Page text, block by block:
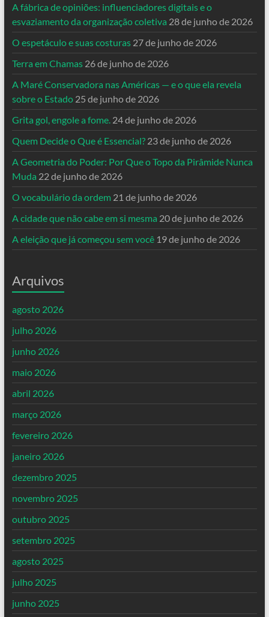
A fábrica de opiniões: influenciadores digitais e o
esvaziamento da organização coletiva 28 de junho de 2026
O espetáculo e suas costuras 27 de junho de 2026
Terra em Chamas 26 de junho de 2026
A Maré Conservadora nas Américas — e o que ela revela
sobre o Estado 25 de junho de 2026
Grita gol, engole a fome. 24 de junho de 2026
Quem Decide o Que é Essencial? 23 de junho de 2026
A Geometria do Poder: Por Que o Topo da Pirâmide Nunca
Muda 22 de junho de 2026
O vocabulário da ordem 21 de junho de 2026
A cidade que não cabe em si mesma 20 de junho de 2026
A eleição que já começou sem você 19 de junho de 2026
Arquivos
agosto 2026
julho 2026
junho 2026
maio 2026
abril 2026
março 2026
fevereiro 2026
janeiro 2026
dezembro 2025
novembro 2025
outubro 2025
setembro 2025
agosto 2025
julho 2025
junho 2025